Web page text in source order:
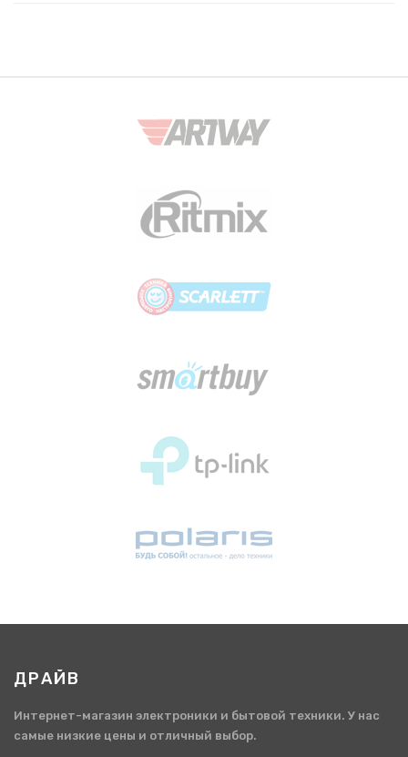
ДРАЙВ
Интернет-магазин электроники и бытовой техники. У нас
самые низкие цены и отличный выбор.